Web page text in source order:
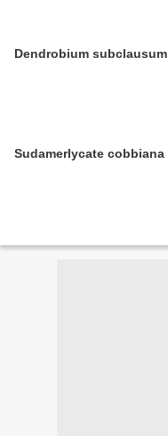
Dendrobium subclausum
Sudamerlycate cobbiana